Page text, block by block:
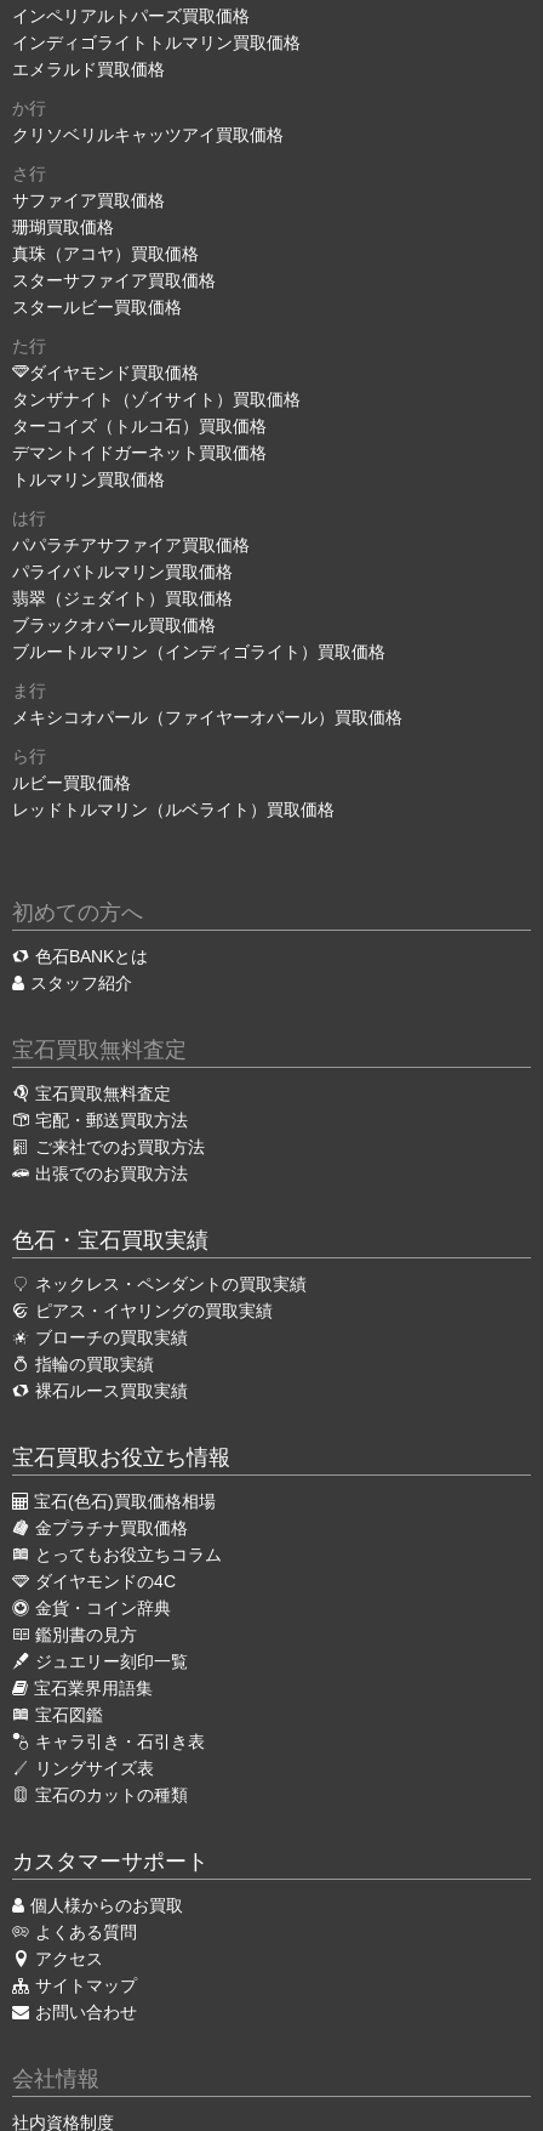
インペリアルトパーズ買取価格
インディゴライトトルマリン買取価格
エメラルド買取価格
か行
クリソベリルキャッツアイ買取価格
さ行
サファイア買取価格
珊瑚買取価格
真珠（アコヤ）買取価格
スターサファイア買取価格
スタールビー買取価格
た行
ダイヤモンド買取価格
タンザナイト（ゾイサイト）買取価格
ターコイズ（トルコ石）買取価格
デマントイドガーネット買取価格
トルマリン買取価格
は行
パパラチアサファイア買取価格
パライバトルマリン買取価格
翡翠（ジェダイト）買取価格
ブラックオパール買取価格
ブルートルマリン（インディゴライト）買取価格
ま行
メキシコオパール（ファイヤーオパール）買取価格
ら行
ルビー買取価格
レッドトルマリン（ルベライト）買取価格
初めての方へ
色石BANKとは
スタッフ紹介
宝石買取無料査定
宝石買取無料査定
宅配・郵送買取方法
ご来社でのお買取方法
出張でのお買取方法
色石・宝石買取実績
ネックレス・ペンダントの買取実績
ピアス・イヤリングの買取実績
ブローチの買取実績
指輪の買取実績
裸石ルース買取実績
宝石買取お役立ち情報
宝石(色石)買取価格相場
金プラチナ買取価格
とってもお役立ちコラム
ダイヤモンドの4C
金貨・コイン辞典
鑑別書の見方
ジュエリー刻印一覧
宝石業界用語集
宝石図鑑
キャラ引き・石引き表
リングサイズ表
宝石のカットの種類
カスタマーサポート
個人様からのお買取
よくある質問
アクセス
サイトマップ
お問い合わせ
会社情報
社内資格制度